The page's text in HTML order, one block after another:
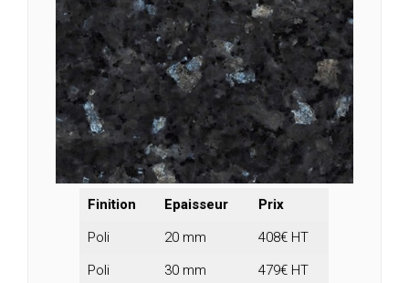
Finition Epaisseur
Prix
Poli
20 mm
408€ HT
Poli
30 mm
479€ HT